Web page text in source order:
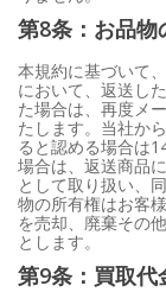
第8条：お品物
本規約に基づいて
において、返送し
た場合は、再度メ
たします。当社か
ると認める場合は
場合は、返送商品
として取り扱い、
物の所有権はお客
を売却、廃棄その
とします。
第9条：買取代